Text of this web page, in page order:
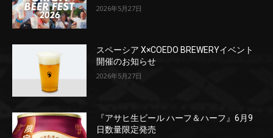
2026年5月27日
スペーシア X×COEDO BREWERYイベント
開催のお知らせ
2026年5月27日
『アサヒ生ビール ハーフ＆ハーフ』6月9
日数量限定発売